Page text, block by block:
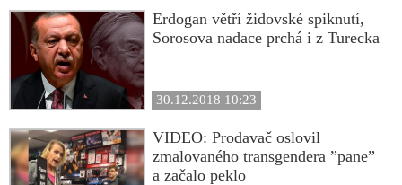
Erdogan větří židovské spiknutí,
Sorosova nadace prchá i z Turecka
30.12.2018 10:23
VIDEO: Prodavač oslovil
zmalovaného transgendera ”pane”
a začalo peklo